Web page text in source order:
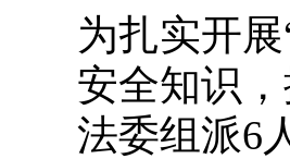
为扎实开
安全知识
法委组派6